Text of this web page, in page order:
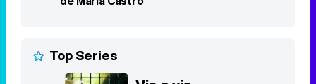
7 Aida Bao ficha por 'Mañaneros 360' con
8'The Big Bang Theory' en Neox ocupa
cuatro de los cinco primeros puestos de
las TDT